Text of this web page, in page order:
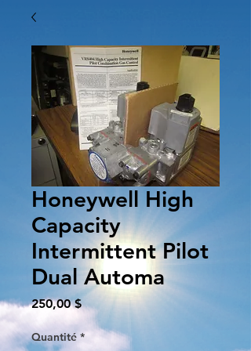
Honeywell High
Capacity
Intermittent Pilot
Dual Automa
250,00 $Prix
Quantité *